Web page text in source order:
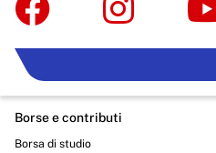
Borse e contributi
Borsa di studio